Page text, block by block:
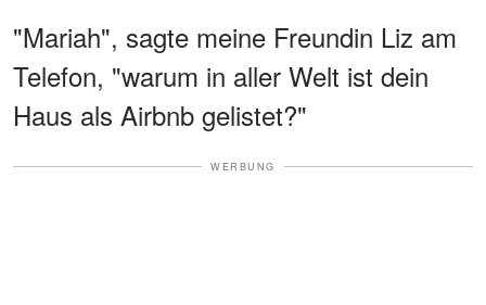
"Mariah", sagte meine Freundin Liz am
Telefon, "warum in aller Welt ist dein
Haus als Airbnb gelistet?"
WERBUNG